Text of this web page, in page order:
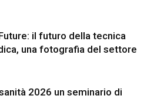
il futuro della tecnica
una fotografia del settore
2026 un seminario di